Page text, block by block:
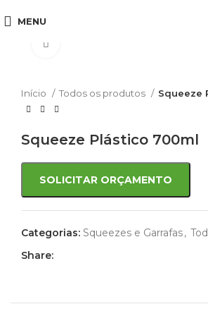
MENU
Início Todos os produtos Squeeze
Squeeze Plástico 700ml
SOLICITAR ORÇAMENTO
Categorias: Squeezes e Garrafas,
Share: